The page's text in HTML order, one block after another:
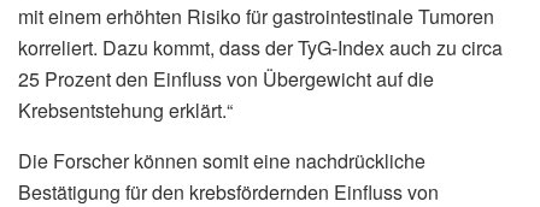
mit einem erhöhten Risiko für gastrointestinale Tumoren
korreliert. Dazu kommt, dass der TyG-Index auch zu circa
25 Prozent den Einfluss von Übergewicht auf die
Krebsentstehung erklärt.“
Die Forscher können somit eine nachdrückliche
Bestätigung für den krebsfördernden Einfluss von